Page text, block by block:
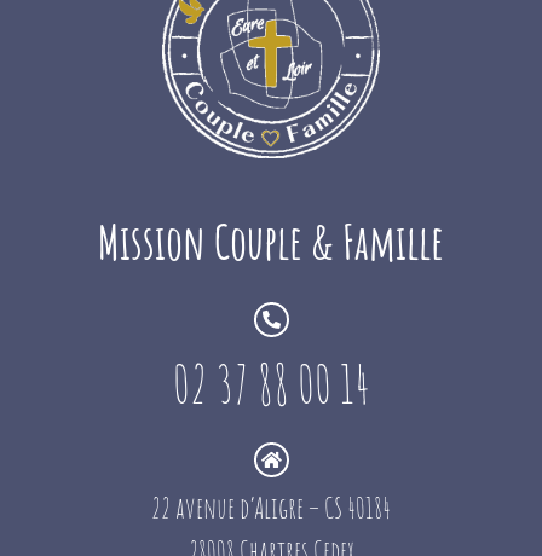
Mission Couple & Famille
02 37 88 00 14
22 avenue d’Aligre – CS 40184